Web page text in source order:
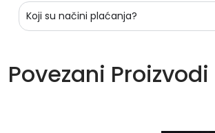
Koji su načini plaćanja?
Povezani Proizvodi